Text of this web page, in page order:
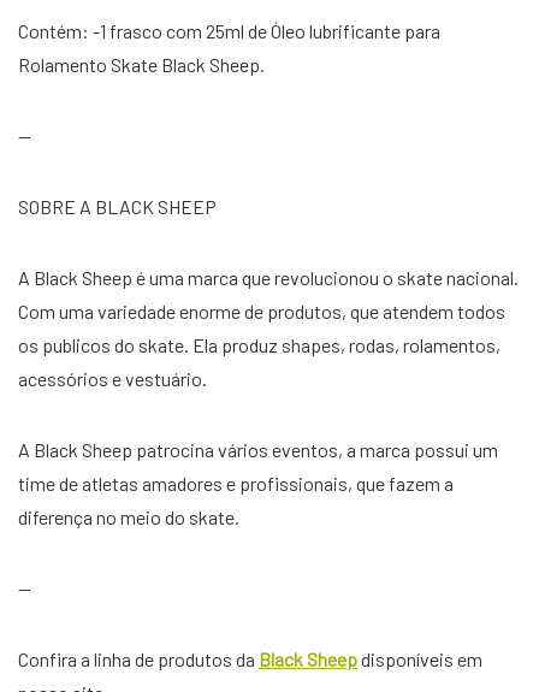
Contém: -1 frasco com 25ml de Óleo lubrificante para
Rolamento Skate Black Sheep.
—
SOBRE A BLACK SHEEP
A Black Sheep é uma marca que revolucionou o skate nacional.
Com uma variedade enorme de produtos, que atendem todos
os publicos do skate. Ela produz shapes, rodas, rolamentos,
acessórios e vestuário.
A Black Sheep patrocina vários eventos, a marca possui um
time de atletas amadores e profissionais, que fazem a
diferença no meio do skate.
—
Confira a linha de produtos da Black Sheepdisponíveis em